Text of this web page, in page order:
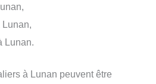
Lunan.
à Lunan peuvent être